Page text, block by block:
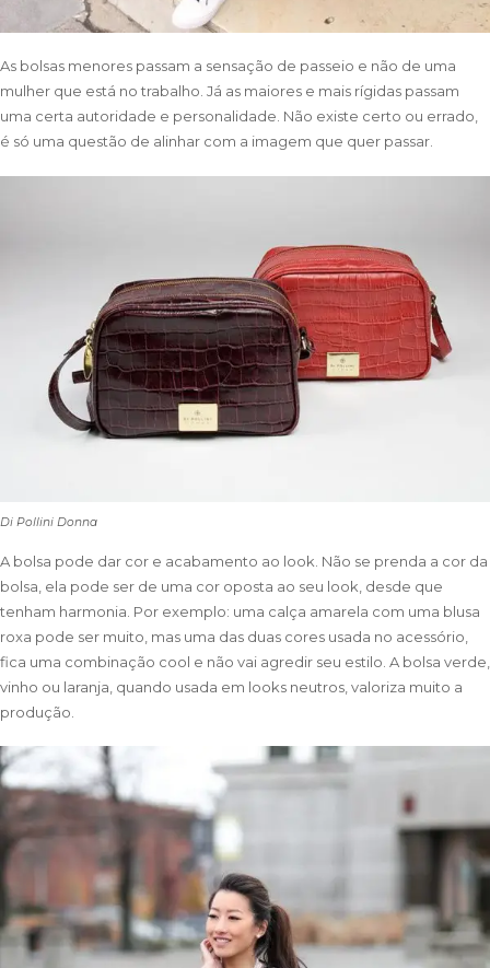
As bolsas menores passam a sensação de passeio e não de uma
mulher que está no trabalho. Já as maiores e mais rígidas passam
uma certa autoridade e personalidade. Não existe certo ou errado,
é só uma questão de alinhar com a imagem que quer passar.
Di Pollini Donna
A bolsa pode dar cor e acabamento ao look. Não se prenda a cor da
bolsa, ela pode ser de uma cor oposta ao seu look, desde que
tenham harmonia. Por exemplo: uma calça amarela com uma blusa
roxa pode ser muito, mas uma das duas cores usada no acessório,
fica uma combinação cool e não vai agredir seu estilo. A bolsa verde,
vinho ou laranja, quando usada em looks neutros, valoriza muito a
produção.